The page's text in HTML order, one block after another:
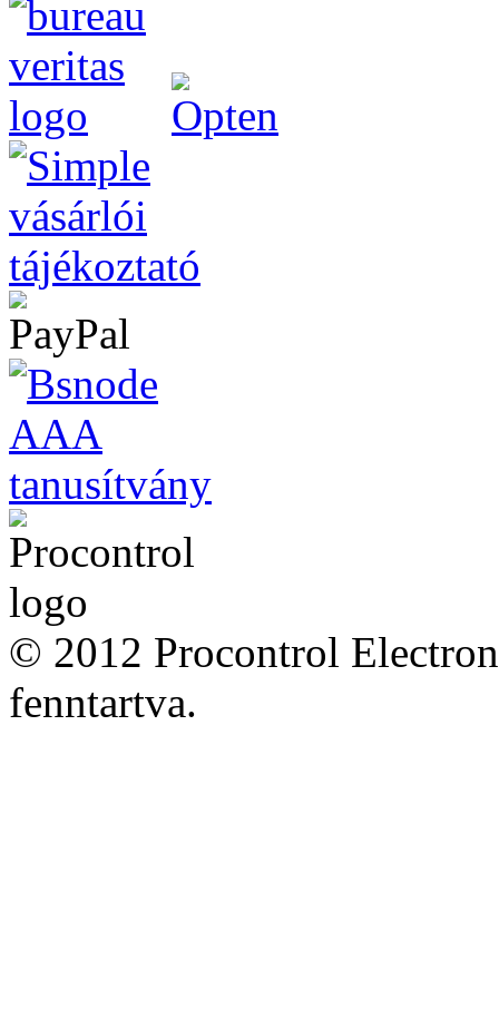
© 2012 Procontrol
fenntartva.